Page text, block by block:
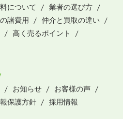
について
業者の選び方
諸費用
仲介と買取の違い
高く売るポイント
お知らせ
お客様の声
保護方針 採用情報